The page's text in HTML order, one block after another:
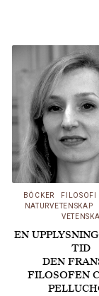
Denkens av en
samtidens
Marcus
mäktig volym
filosofisk
anser Sven-
BÖCKER FILOSOFI
NATURVETENSKAP
EN
TID
DEN
FILOSOFEN